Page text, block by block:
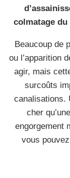
colmatage du
Beaucoup de
ou l’apparition
agir, mais
surcoûts
canalisations.
cher
engorgement
vous